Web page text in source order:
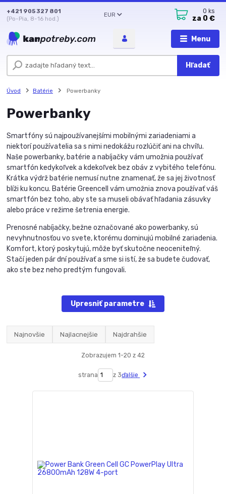
Menu
EUR
Hľadať
+421 905 327 801
(Po-Pia, 8-16 hod.)
0 ks
za 0 €
Úvod Batérie Powerbanky
Powerbanky
Smartfóny sú najpoužívanejšími mobilnými zariadeniami a
niektorí používatelia sa s nimi nedokážu rozlúčiť ani na chvíľu.
Naše powerbanky, batérie a nabíjačky vám umožnia používať
smartfón kedykoľvek a kdekoľvek bez obáv z vybitého telefónu.
Krátka výdrž batérie nemusí nutne znamenať, že sa jej životnosť
blíži ku koncu. Batérie Greencell vám umožnia znova používať váš
smartfón bez toho, aby ste sa museli obávať hľadania zásuvky
alebo práce v režime šetrenia energie.
Prenosné nabíjačky, bežne označované ako powerbanky, sú
nevyhnutnosťou vo svete, ktorému dominujú mobilné zariadenia.
Komfort, ktorý poskytujú, môže byť skutočne neoceniteľný.
Stačí jeden pár dní používať a sme si istí, že sa budete čudovať,
ako ste bez neho predtým fungovali.
Upresniť parametre
Najnovšie Najlacnejšie Najdrahšie
Zobrazujem 1-20 z 42
strana z 3ďalšie